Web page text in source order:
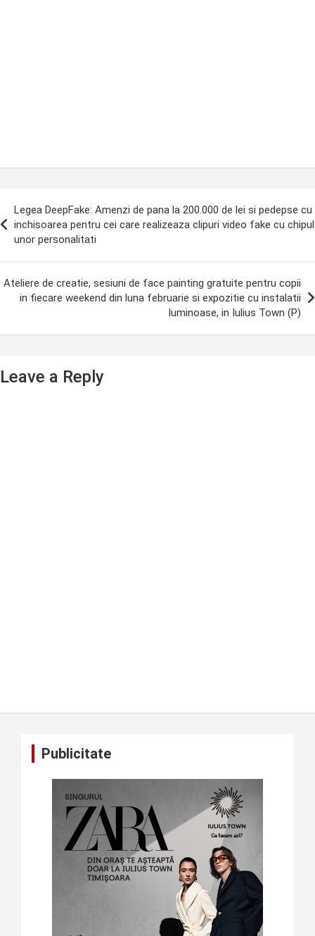
Legea DeepFake: Amenzi de pana la 200.000 de lei si pedepse cu
inchisoarea pentru cei care realizeaza clipuri video fake cu chipul
unor personalitati
Ateliere de creatie, sesiuni de face painting gratuite pentru copii
in fiecare weekend din luna februarie si expozitie cu instalatii
luminoase, in Iulius Town (P)
Leave a Reply
Publicitate